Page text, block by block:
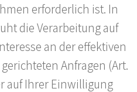
erforderlich ist. In
die Verarbeitung auf
an der effektiven
Anfragen (Art.
auf Ihrer Einwilligung